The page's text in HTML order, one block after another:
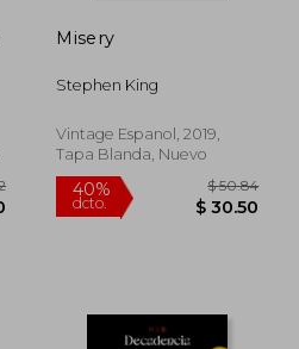
Misery
Stephen King
Vintage Espanol, 2019,
Tapa Blanda, Nuevo